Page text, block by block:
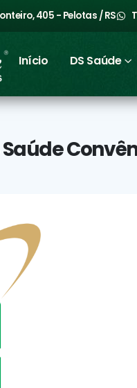
405 - Pelotas / RS
Início DS Saúde